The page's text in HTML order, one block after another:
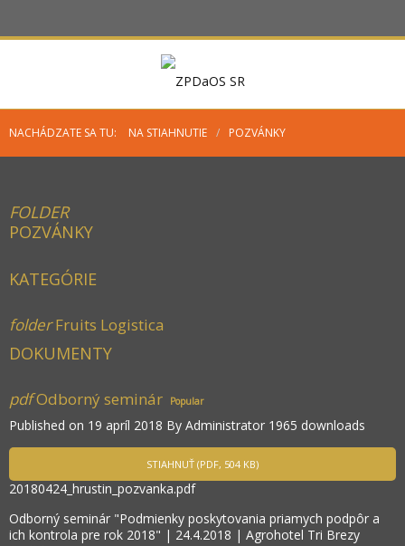
NACHÁDZATE SA TU: NA STIAHNUTIE / POZVÁNKY
FOLDER
POZVÁNKY
KATEGÓRIE
folder Fruits Logistica
DOKUMENTY
pdfOdborný seminár Popular
Published on 19 apríl 2018 By Administrator 1965 downloads
STIAHNUŤ (PDF, 504 KB)
20180424_hrustin_pozvanka.pdf
Odborný seminár "Podmienky poskytovania priamych podpôr a
ich kontrola pre rok 2018" | 24.4.2018 | Agrohotel Tri Brezy